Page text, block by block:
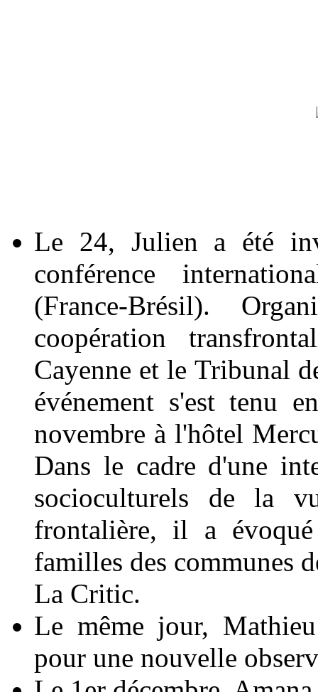
Le 24, Julien a été
conférence
(France-Brésil).
coopération
Cayenne et le Tribunal
événement s'est tenu
novembre à l'hôtel
Dans le cadre d'une
socioculturels de la
frontalière, il a
familles des communes
La Critic.
Le même jour,
pour une nouvelle